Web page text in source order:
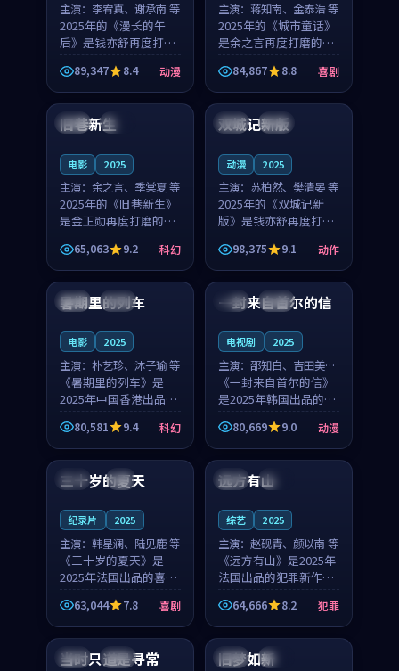
主演： 李宥真、谢承南 等
2025年的《漫长的午
后》是钱亦舒再度打磨
的动漫佳作。中国大陆
的取景与海岛日常的氛
围相互成就，李宥真与
谢承南的对手戏自然克
制，让整部影片在悬念
89,347 8.4 动漫
主演： 蒋知南、金泰浩 等
2025年的《城市童话》
是余之言再度打磨的喜
剧佳作。美国的取景与
历史战争的氛围相互成
就，蒋知南与金泰浩的
对手戏自然克制，让整
部影片在悬念与温度
84,867 8.8 喜剧
英国 完结
旧巷新生
电影 2025
主演： 余之言、季棠夏 等
2025年的《旧巷新生》
是金正勋再度打磨的科
幻佳作。英国的取景与
雨夜物语的氛围相互成
就，余之言与季棠夏的
对手戏自然克制，让整
部影片在悬念与温度
65,063 9.2 科幻
中国 独播
双城记新版
动漫 2025
主演： 苏柏然、樊清晏 等
2025年的《双城记新
版》是钱亦舒再度打磨
的动作佳作。中国大陆
的取景与沙漠探险的氛
围相互成就，苏柏然与
樊清晏的对手戏自然克
制，让整部影片在悬念
98,375 9.1 动作
中国 杜比
暑期里的列车
电影 2025
主演： 朴艺珍、沐子瑜 等
《暑期里的列车》是
2025年中国香港出品的
科幻新作，主创团队希
望用城市夜归人的故事
让观众停下来想一想。
朴艺珍领衔，沐子瑜担
任重要角色，郑书延的
80,581 9.4 科幻
韩国 热播
一封来自首尔的信
电视剧 2025
主演： 邵知白、吉田美琴
等
《一封来自首尔的信》
是2025年韩国出品的动
漫新作，主创团队希望
用高考往事的故事让观
众停下来想一想。邵知
重要角色，谢承南的
80,669 9.0 动漫
法国 4K
三十岁的夏天
纪录片 2025
主演： 韩星澜、陆见鹿 等
《三十岁的夏天》是
2025年法国出品的喜剧
新作，主创团队希望用
深夜电台的故事让观众
停下来想一想。韩星澜
角色，山田纯一的叙事
63,044 7.8 喜剧
法国 独播
远方有山
综艺 2025
主演： 赵砚青、颜以南 等
《远方有山》是2025年
法国出品的犯罪新作，
主创团队希望用高校追
梦的故事让观众停下来
想一想。赵砚青领衔，
颜以南担任重要角色，
山田纯一的叙事节奏
64,666 8.2 犯罪
泰国 杜比
当时只道是寻常 中国 高分
旧梦如新